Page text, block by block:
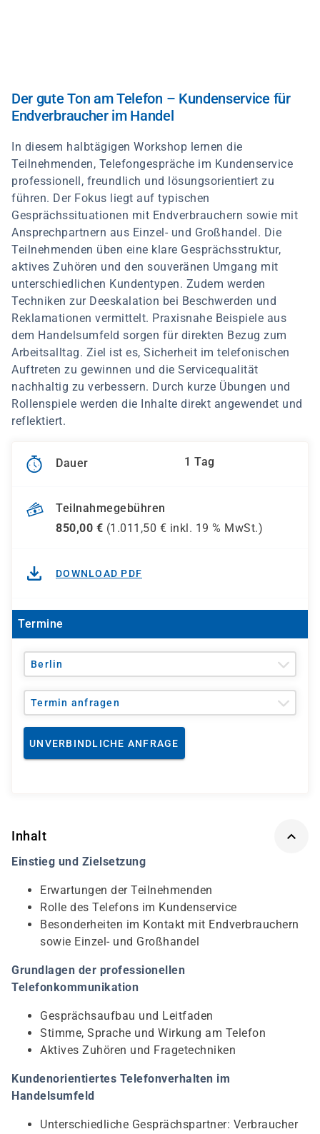
Der gute Ton am Telefon – Kundenservice für
Endverbraucher im Handel
In diesem halbtägigen Workshop lernen die
Teilnehmenden, Telefongespräche im Kundenservice
professionell, freundlich und lösungsorientiert zu
führen. Der Fokus liegt auf typischen
Gesprächssituationen mit Endverbrauchern sowie mit
Ansprechpartnern aus Einzel- und Großhandel. Die
Teilnehmenden üben eine klare Gesprächsstruktur,
aktives Zuhören und den souveränen Umgang mit
unterschiedlichen Kundentypen. Zudem werden
Techniken zur Deeskalation bei Beschwerden und
Reklamationen vermittelt. Praxisnahe Beispiele aus
dem Handelsumfeld sorgen für direkten Bezug zum
Arbeitsalltag. Ziel ist es, Sicherheit im telefonischen
Auftreten zu gewinnen und die Servicequalität
nachhaltig zu verbessern. Durch kurze Übungen und
Rollenspiele werden die Inhalte direkt angewendet und
reflektiert.
Dauer 1 Tag
Teilnahmegebühren
850,00 € (1.011,50 € inkl. 19 % MwSt.)
DOWNLOAD PDF
Termine
Berlin
Termin anfragen
UNVERBINDLICHE ANFRAGE
Inhalt
Einstieg und Zielsetzung
Erwartungen der Teilnehmenden
Rolle des Telefons im Kundenservice
Besonderheiten im Kontakt mit Endverbrauchern
sowie Einzel- und Großhandel
Grundlagen der professionellen
Telefonkommunikation
Gesprächsaufbau und Leitfaden
Stimme, Sprache und Wirkung am Telefon
Aktives Zuhören und Fragetechniken
Kundenorientiertes Telefonverhalten im
Handelsumfeld
Unterschiedliche Gesprächspartner: Verbraucher